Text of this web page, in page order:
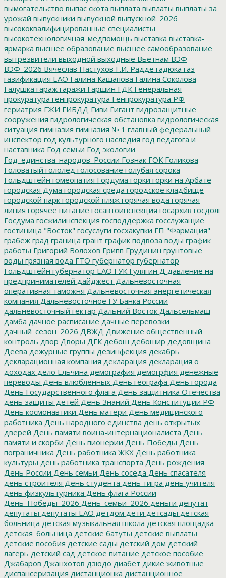
вымогательство выпас скота выплата выплаты выплаты за
урожай выпускники выпускной выпускной_2026
высококвалифицированные специалисты
высокотехнологичная_медпомощь выставка выставка-
ярмарка высшее образование высшее самообразование
вытрезвители выходной выходные Вьетнам ВЭФ
ВЭФ_2026 Вячеслав Пастухов Г.И. Радде гадюка газ
газификация ЕАО Галина Кашапова Галина Соколова
Галушка гараж гаражи Гаршин ГДК Генеральная
прокуратура генпрокуратура Генпрокуратура РФ
гериатрия ГЖИ ГИБДД Гиви Гигант гидрозащитные
сооружения гидрологическая обстановка гидрологическая
ситуация гимназия гимназия № 1 главный федеральный
инспектор год культурного наследия год педагога и
наставника Год семьи Год экологии
Год_единства_народов_России Гознак ГОК Голикова
Головатый гололед голосование голубая сорока
Гольдштейн гомеопатия Гордума горки горки на Арбате
городская Дума городская среда городское кладбище
городской парк городской пляж горячая вода горячая
линия горячее питание госавтоинспекция госархив госдолг
Госдума госжилинспекция господдержка госслужащие
гостиница "Восток" госуслуги госхакупки ГП "Фармация"
грабеж град граница грант график подвоза воды график
работы Григорий Волохов Грипп Грудинин грунтовые
воды грязная вода ГТО губернатор губернатор
Гольдштейн губернатор ЕАО ГУК Гулягин Д давление на
предпринимателей дайджест Дальневосточная
оперативная таможня Дальневосточная энергетическая
компания Дальневосточное ГУ Банка России
дальневосточный гектар Дальний Восток Дальсельмаш
дамба дачное расписание дачные перевозки
дачный_сезон_2026 ДВЖД Движение общественный
контроль двор Дворы ДГК дебош дебошир дедовщина
Деева дежурные группы дезинфекция декабрь
декларационная компания декларация декларация о
доходах дело Ельчина демография демогрфия денежные
переводы День влюбленных День географа День города
День Государственного флага День защитника Отечества
день защиты детей День Знаний День Конституции РФ
День космонавтики День матери День медицинского
работника День народного единства день открытых
дверей День памяти воина-интернационалиста День
памяти и скорби День пионерии День Победы День
пограничника День работника ЖКХ День работника
культуры день работника транспорта День рождения
День России День семьи День соседа День спасателя
день строителя День студента день тигра день учителя
день физкультурника День флага России
День_Победы_2026 День_семьи_2026 деньги депутат
депутаты депутаты ЕАО детдом дети детсады детская
больница детская музыкальная школа детская площадка
детская_больница детские батуты детские выплаты
детские пособия детские сады детский дом детский
лагерь детский сад детское питание детское пособие
Джабаров Джанхотов дзюдо диабет дикие животные
диспансеризация дистанционка дистанционное